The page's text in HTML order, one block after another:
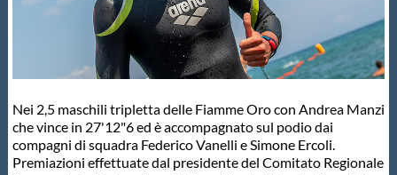
Mappa del sito
Nei 2,5 maschili tripletta delle Fiamme Oro con Andrea Manzi
che vince in 27'12"6 ed è accompagnato sul podio dai
compagni di squadra Federico Vanelli e Simone Ercoli.
Premiazioni effettuate dal presidente del Comitato Regionale